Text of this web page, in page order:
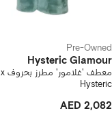
Pre-Owned
Hysteric Glamour
معطف 'غلامور' مطرز بحروف x
Hysteric
AED 2,082